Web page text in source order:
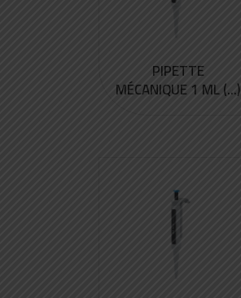
PIPETTE
MÉCANIQUE 1 ML (...)